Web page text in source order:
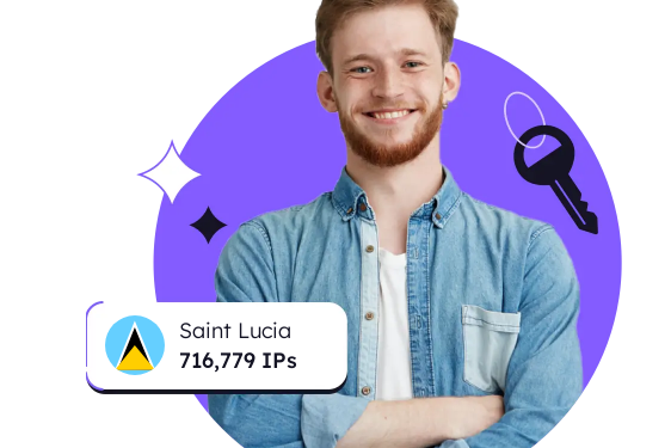
Saint Lucia
716,779 IPs